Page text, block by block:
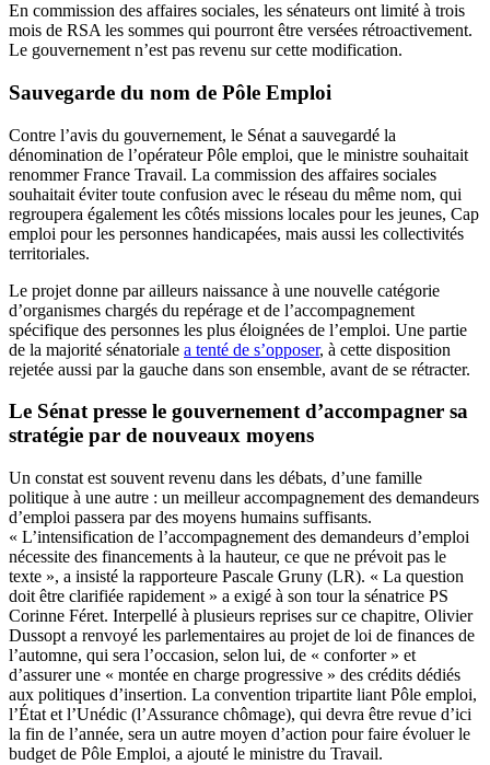
En commission des affaires sociales, les sénateurs ont limité à trois
mois de RSA les sommes qui pourront être versées rétroactivement.
Le gouvernement n’est pas revenu sur cette modification.
Sauvegarde du nom de Pôle Emploi
Contre l’avis du gouvernement, le Sénat a sauvegardé la
dénomination de l’opérateur Pôle emploi, que le ministre souhaitait
renommer France Travail. La commission des affaires sociales
souhaitait éviter toute confusion avec le réseau du même nom, qui
regroupera également les côtés missions locales pour les jeunes, Cap
emploi pour les personnes handicapées, mais aussi les collectivités
territoriales.
Le projet donne par ailleurs naissance à une nouvelle catégorie
d’organismes chargés du repérage et de l’accompagnement
spécifique des personnes les plus éloignées de l’emploi. Une partie
de la majorité sénatoriale a tenté de s’opposer, à cette disposition
rejetée aussi par la gauche dans son ensemble, avant de se rétracter.
Le Sénat presse le gouvernement d’accompagner sa
stratégie par de nouveaux moyens
Un constat est souvent revenu dans les débats, d’une famille
politique à une autre : un meilleur accompagnement des demandeurs
d’emploi passera par des moyens humains suffisants.
« L’intensification de l’accompagnement des demandeurs d’emploi
nécessite des financements à la hauteur, ce que ne prévoit pas le
texte », a insisté la rapporteure Pascale Gruny (LR). « La question
doit être clarifiée rapidement » a exigé à son tour la sénatrice PS
Corinne Féret. Interpellé à plusieurs reprises sur ce chapitre, Olivier
Dussopt a renvoyé les parlementaires au projet de loi de finances de
l’automne, qui sera l’occasion, selon lui, de « conforter » et
d’assurer une « montée en charge progressive » des crédits dédiés
aux politiques d’insertion. La convention tripartite liant Pôle emploi,
l’État et l’Unédic (l’Assurance chômage), qui devra être revue d’ici
la fin de l’année, sera un autre moyen d’action pour faire évoluer le
budget de Pôle Emploi, a ajouté le ministre du Travail.